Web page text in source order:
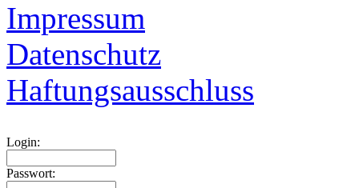
Impressum
Datenschutz
Haftungsausschluss
Login:
Passwort: